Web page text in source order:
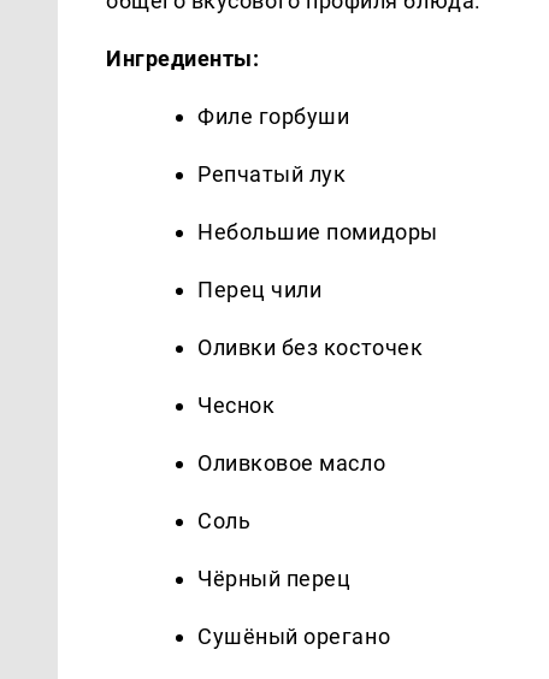
Ингредиенты:
Филе горбуши
Репчатый лук
Небольшие помидоры
Перец чили
Оливки без косточек
Чеснок
Оливковое масло
Соль
Чёрный перец
Сушёный орегано